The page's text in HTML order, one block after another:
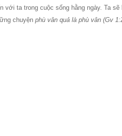
ta trong cuộc sống hằng ngày. Ta
chuyện phù vân quả là phù vân (Gv